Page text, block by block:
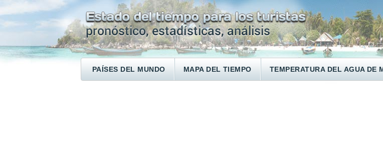
PAÍSES DEL MUNDO MAPA DEL TIEMPO TEMPERATURA DEL AGUA DE